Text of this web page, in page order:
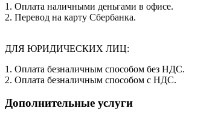
1. Оплата наличными деньгами в офисе.
2. Перевод на карту Сбербанка.
ДЛЯ ЮРИДИЧЕСКИХ ЛИЦ:
1. Оплата безналичным способом без НДС.
2. Оплата безналичным способом с НДС.
Дополнительные услуги